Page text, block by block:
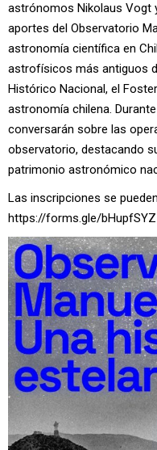
astrónomos Nikolaus Vogt
aportes del Observatorio
astronomía científica en
astrofísicos más antiguos
Histórico Nacional, el
astronomía chilena.
conversarán sobre las
observatorio, destacando
patrimonio astronómico
Las inscripciones se
https://forms.gle/